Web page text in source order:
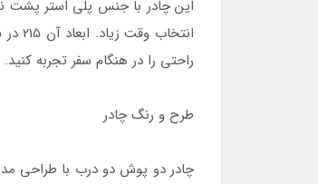
این چادر با جنس پلی استر پشت
راحتی را در هنگام سفر تجربه کنید.
طرح و رنگ چادر
چادر دو پوش دو درب با طراحی